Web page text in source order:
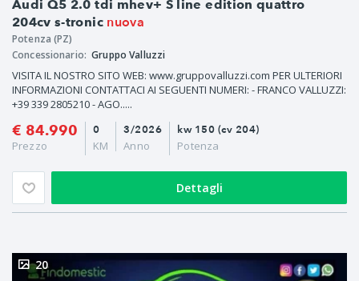
Audi Q5 2.0 tdi mhev+ S line edition quattro
204cv s-tronic nuova
Potenza (PZ)
Concessionario: Gruppo Valluzzi
VISITA IL NOSTRO SITO WEB: www.gruppovalluzzi.com PER ULTERIORI
INFORMAZIONI CONTATTACI AI SEGUENTI NUMERI: - FRANCO VALLUZZI:
+39 339 2805210 - AGO.....
€ 84.990
Prezzo
3/2026
Anno
0
KM
kw 150 (cv 204)
Potenza
Dettagli
20